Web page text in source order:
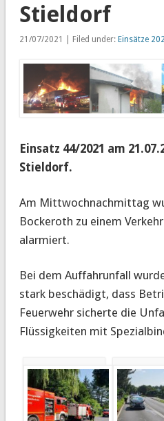
Stieldorf
21/07/2021 | Filed under: Einsätze
Einsatz 44/2021 am
Stieldorf.
Am Mittwochnachmittag
Bockeroth zu einem
alarmiert.
Bei dem Auffahrunfall
stark beschädigt, dass
Feuerwehr sicherte die
Flüssigkeiten mit